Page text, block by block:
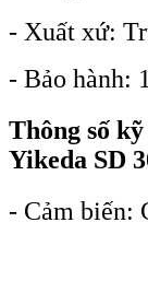
- Xuất xứ:
- Bảo hành:
Thông số
Yikeda SD
- Cảm